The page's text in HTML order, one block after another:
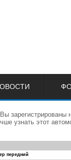
Вы
узнать этот
передний